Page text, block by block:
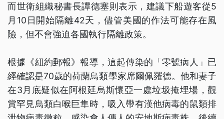
而世衛組織秘書長譚德塞則表示，建議下船遊客從5
月10日開始隔離42天，儘管美國的作法可能存在風
險，但不會強迫各國執行隔離政策。
根據《紐約郵報》報導，這起傳染的「零號病人」已
經確認是70歲的荷蘭鳥類學家席爾佩羅德。他和妻子
在3月底疑似在阿根廷烏斯懷亞一處垃圾掩埋場，觀
賞罕見鳥類白喉巨隼時，吸入帶有漢他病毒的鼠類排